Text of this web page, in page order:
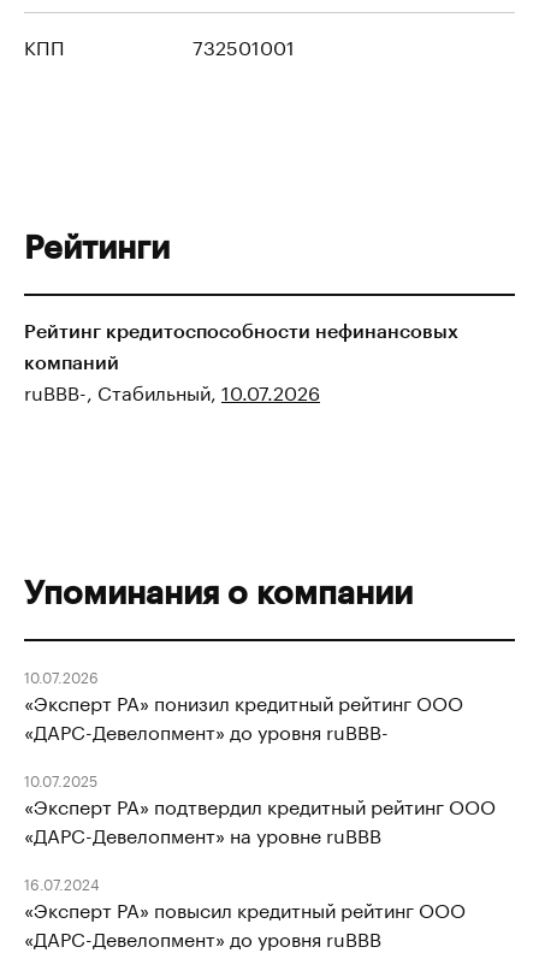
КПП 732501001
Рейтинги
Рейтинг кредитоспособности нефинансовых
компаний
ruBBB-, Стабильный, 10.07.2026
Упоминания о компании
10.07.2026
«Эксперт РА» понизил кредитный рейтинг ООО
«ДАРС-Девелопмент» до уровня ruBBB-
10.07.2025
«Эксперт РА» подтвердил кредитный рейтинг ООО
«ДАРС-Девелопмент» на уровне ruBBB
16.07.2024
«Эксперт РА» повысил кредитный рейтинг ООО
«ДАРС-Девелопмент» до уровня ruBBB